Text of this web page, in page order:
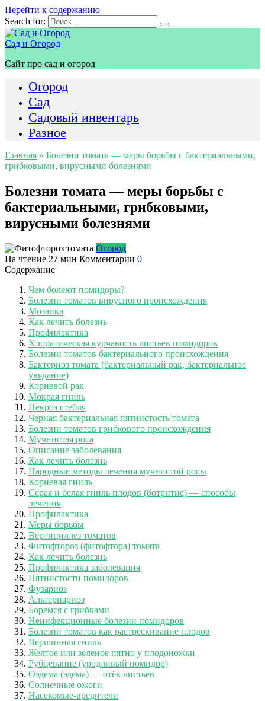
Перейти к содержанию
Search for:
Сад и Огород
Сайт про сад и огород
Огород
Сад
Садовый инвентарь
Разное
Главная » Болезни томата — меры борьбы с бактериальными,
грибковыми, вирусными болезнями
Болезни томата — меры борьбы с
бактериальными, грибковыми,
вирусными болезнями
Огород
На чтение 27 мин Комментарии 0
Содержание
Чем болеют помидоры?
Болезни томатов вирусного происхождения
Мозаика
Как лечить болезнь
Профилактика
Хлоратическая курчавость листьев помидоров
Болезни томатов бактериального происхождения
Бактериоз томата (бактериальный рак, бактериальное
увядание)
Корневой рак
Мокрая гниль
Некроз стебля
Черная бактериальная пятнистость томата
Болезни томатов грибкового происхождения
Мучнистая роса
Описание заболевания
Как лечить болезнь
Народные методы лечения мучнистой росы
Корневая гниль
Серая и белая гниль плодов (ботритис) — способы
лечения
Профилактика
Меры борьбы
Вертициллез томатов
Фитофтороз (фитофтора) томата
Как лечить болезнь
Профилактика заболевания
Пятнистости помидоров
Фузариоз
Альтернариоз
Боремся с грибками
Неинфекционные болезни помидоров
Болезни томатов как растрескивание плодов
Вершинная гниль
Желтое или зеленое пятно у плодоножки
Рубцевание (уродливый помидор)
Оэдема (эдема) — отёк листьев
Солнечные ожоги
Насекомые-вредители